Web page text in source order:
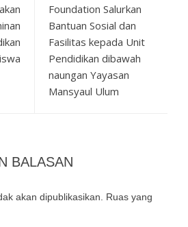
Foundation Salurkan
Bantuan Sosial dan
Fasilitas kepada Unit
Pendidikan dibawah
naungan Yayasan
Mansyaul Ulum
BALASAN
akan dipublikasikan.
Ruas yang